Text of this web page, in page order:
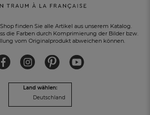
finden Sie alle Artikel aus unserem Katalog.
die Farben durch Komprimierung der Bilder bzw.
vom Originalprodukt abweichen können.
Land wählen:
Deutschland